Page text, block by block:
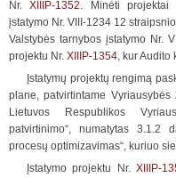
Nr.XIIIP-1352. Minėti projektai
įstatymo Nr. VIII-1234 12
Valstybės tarnybos įstatymo Nr.
projektu Nr. XIIIP-1354, kur Audito
Įstatymų projektų rengimą
plane, patvirtintame
Lietuvos Respublikos
patvirtinimo“, numatytas 3.1.2
procesų optimizavimas“, kuriuo
Įstatymo projektu Nr.XIIIP-